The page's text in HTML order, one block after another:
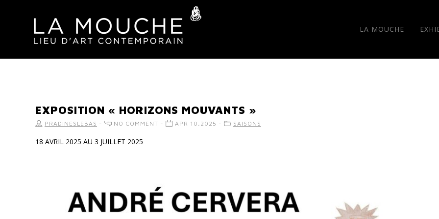
LA MOUCHE
EXPOSITION « HORIZONS MOUVANTS »
PRADINESLEBAS - NO COMMENT - APR 10,2025 - SAISONS
18 AVRIL 2025 AU 3 JUILLET 2025